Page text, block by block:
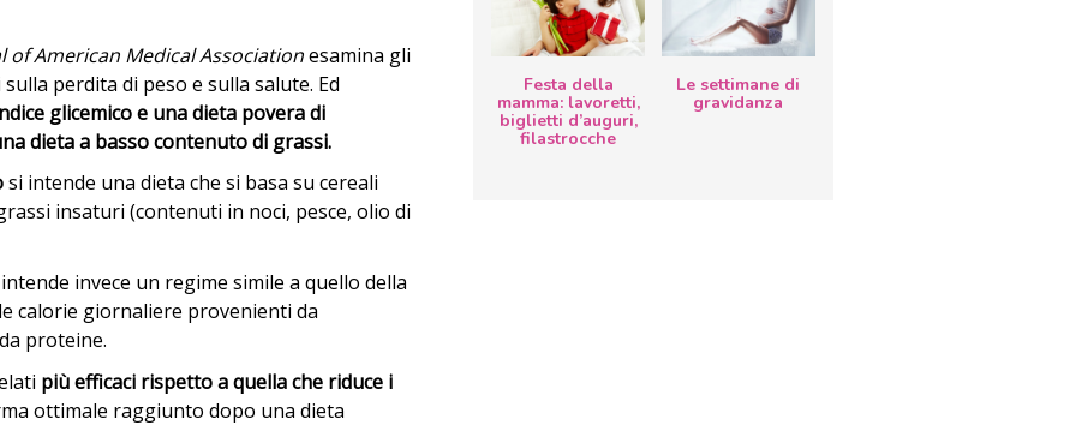
of American Medical Associationesamina gli
perdita di peso e sulla salute. Ed
glicemico e una dieta povera di
dieta a basso contenuto di grassi.
si intende una dieta che si basa su cereali
insaturi (contenuti in noci, pesce, olio di
invece un regime simile a quello della
calorie giornaliere provenienti da
proteine.
più efficaci rispetto a quella che riduce i
ottimale raggiunto dopo una dieta
Festa della
mamma: lavoretti,
biglietti d’auguri,
filastrocche
Le settimane di
gravidanza